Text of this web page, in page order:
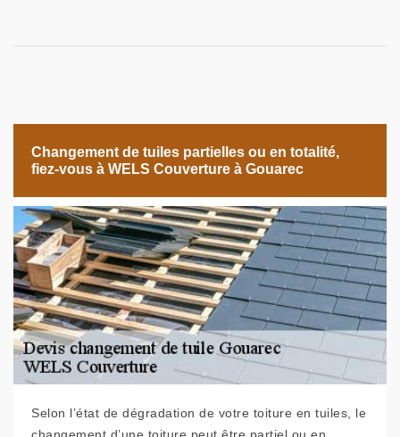
Changement de tuiles partielles ou en totalité,
fiez-vous à WELS Couverture à Gouarec
Selon l’état de dégradation de votre toiture en tuiles, le